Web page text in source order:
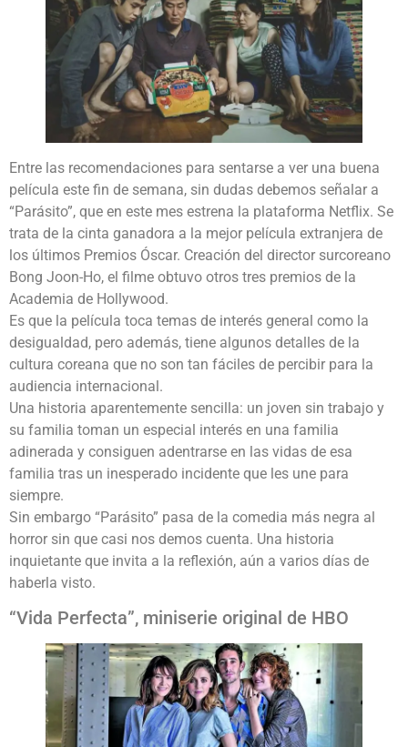
Entre las recomendaciones para sentarse a ver una buena
película este fin de semana, sin dudas debemos señalar a
“Parásito”, que en este mes estrena la plataforma Netflix. Se
trata de la cinta ganadora a la mejor película extranjera de
los últimos Premios Óscar. Creación del director surcoreano
Bong Joon-Ho, el filme obtuvo otros tres premios de la
Academia de Hollywood.
Es que la película toca temas de interés general como la
desigualdad, pero además, tiene algunos detalles de la
cultura coreana que no son tan fáciles de percibir para la
audiencia internacional.
Una historia aparentemente sencilla: un joven sin trabajo y
su familia toman un especial interés en una familia
adinerada y consiguen adentrarse en las vidas de esa
familia tras un inesperado incidente que les une para
siempre.
Sin embargo “Parásito” pasa de la comedia más negra al
horror sin que casi nos demos cuenta. Una historia
inquietante que invita a la reflexión, aún a varios días de
haberla visto.
“Vida Perfecta”, miniserie original de HBO